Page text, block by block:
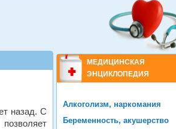
назад. С
МЕДИЦИНСКАЯ
ЭНЦИКЛОПЕДИЯ
Алкоголизм, наркомания
Беременность, акушерство